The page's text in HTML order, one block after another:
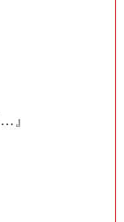
…』